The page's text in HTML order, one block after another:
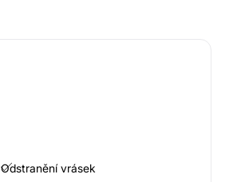
Odstranění vrásek